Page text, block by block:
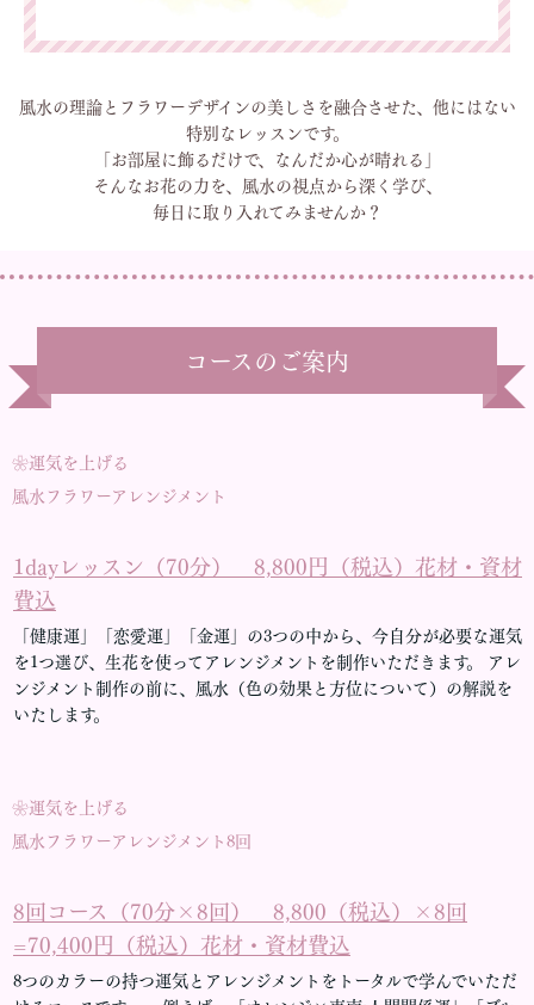
風水の理論とフラワーデザインの美しさを融合させた、他にはない
特別なレッスンです。
「お部屋に飾るだけで、なんだか心が晴れる」
そんなお花の力を、風水の視点から深く学び、
毎日に取り入れてみませんか？
コースのご案内
❀運気を上げる
風水フラワーアレンジメント
1dayレッスン（70分） 8,800円（税込）花材・資材
費込
「健康運」「恋愛運」「金運」の3つの中から、今自分が必要な運気
を1つ選び、生花を使ってアレンジメントを制作いただきます。 アレ
ンジメント制作の前に、風水（色の効果と方位について）の解説を
いたします。
❀運気を上げる
風水フラワーアレンジメント8回
8回コース（70分×8回） 8,800（税込）×8回
=70,400円（税込）花材・資材費込
8つのカラーの持つ運気とアレンジメントをトータルで学んでいただ